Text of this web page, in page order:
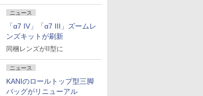
ニュース
「α7 IV」「α7 III」ズームレ
ンズキットが刷新
同梱レンズがII型に
ニュース
KANIのロールトップ型三脚
バッグがリニューアル